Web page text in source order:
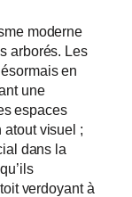
moderne
arborés. Les
en
une
espaces
atout visuel ;
dans la
verdoyant à